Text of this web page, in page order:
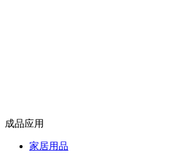
成品应用
家居用品